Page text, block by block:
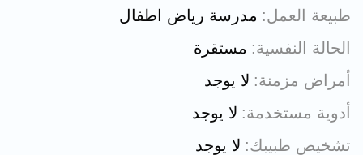
طبيعة العمل
مدرسة رياض اطفال
الحالة النفسية
مستقرة
أمراض مزمنة لا يوجد
أدوية مستخدمة لا يوجد
تشخيص طبيبك لا يوجد